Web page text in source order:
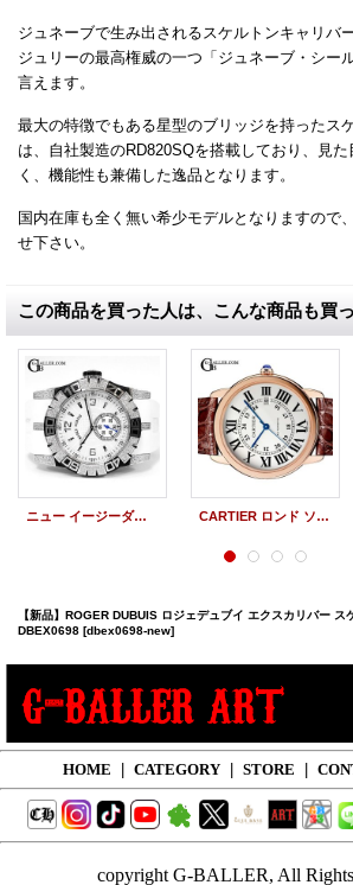
ジュネーブで生み出されるスケルトンキャリバ
ジュリーの最高権威の一つ「ジュネーブ・シー
言えます。
最大の特徴でもある星型のブリッジを持ったス
は、自社製造のRD820SQを搭載しており、見
く、機能性も兼備した逸品となります。
国内在庫も全く無い希少モデルとなりますので
せ下さい。
この商品を買った人は、こんな商品も買
ニュー イージーダイバー アフターダイヤ SED46 白 ROGER DUBUIS CARTIER ロンド ソロ ドゥ カルティエ PG XL W6701009 新品
【新品】ROGER DUBUIS ロジェデュブイ エクスカリバー
DBEX0698 [dbex0698-new]
HOME | CATEGORY | STORE |
copyright G-BALLER, All Rights